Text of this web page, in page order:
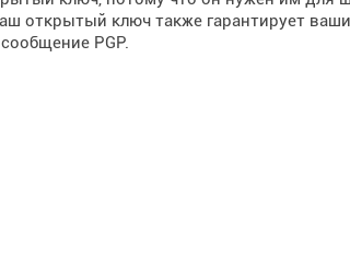
открытый ключ также гарантирует
PGP.